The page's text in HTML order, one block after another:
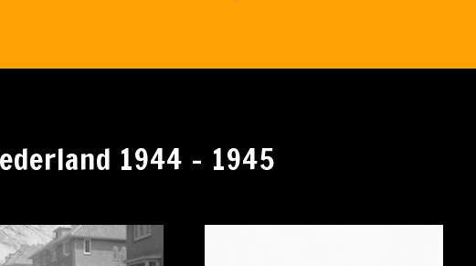
1944 - 1945
Juliana op bezoek bij de
49ste Infanterie Divisie